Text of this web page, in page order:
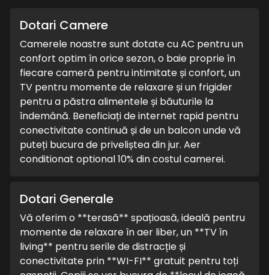
Dotari Camere
Camerele noastre sunt dotate cu AC pentru un
confort optim în orice sezon, o baie proprie în
fiecare cameră pentru intimitate și confort, un
TV pentru momente de relaxare și un frigider
pentru a păstra alimentele și băuturile la
îndemână. Beneficiați de internet rapid pentru
conectivitate continuă și de un balcon unde vă
puteți bucura de priveliștea din jur. Aer
conditionat optional 10% din costul camerei.
Dotari Generale
Vă oferim o **terasă** spațioasă, ideală pentru
momente de relaxare în aer liber, un **TV în
living** pentru serile de distracție și
conectivitate prin **WI-FI** gratuit pentru toți